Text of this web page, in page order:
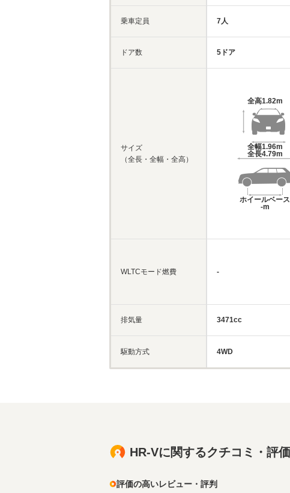
乗車定員
ドア数
サイズ
（全長・全幅・全高）
WLTCモード燃費
排気量
駆動方式
7人
5ドア
全高1.82m
全幅1.96m
全長4.79m
ホイールベース
-m
-
3471cc
4WD
HR-Vに関するクチコミ・評価
評価の高いレビュー・評判